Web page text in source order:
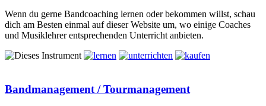
Wenn du gerne Bandcoaching lernen oder bekommen willst, schau
dich am Besten einmal auf dieser Website um, wo einige Coaches
und Musiklehrer entsprechenden Unterricht anbieten.
Bandmanagement / Tourmanagement